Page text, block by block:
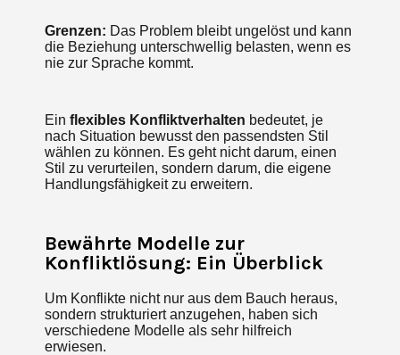
Grenzen: Das Problem bleibt ungelöst und kann
die Beziehung unterschwellig belasten, wenn es
nie zur Sprache kommt.
Ein flexibles Konfliktverhalten bedeutet, je
nach Situation bewusst den passendsten Stil
wählen zu können. Es geht nicht darum, einen
Stil zu verurteilen, sondern darum, die eigene
Handlungsfähigkeit zu erweitern.
Bewährte Modelle zur
Konfliktlösung: Ein Überblick
Um Konflikte nicht nur aus dem Bauch heraus,
sondern strukturiert anzugehen, haben sich
verschiedene Modelle als sehr hilfreich
erwiesen.